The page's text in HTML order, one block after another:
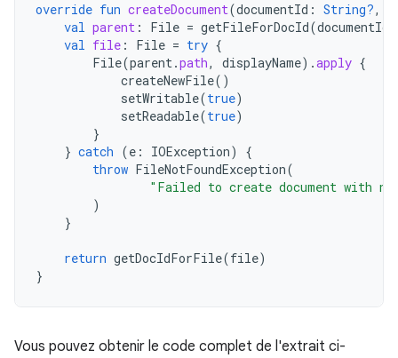
override fun createDocument(documentId : String?,
val parent : File = getFileForDocId(documentId
val file : File = try {
File(parent.path, displayName).apply {
createNewFile()
setWritable(true)
setReadable(true)
}
} catch (e : IOException)
{
throw FileNotFoundException(
"Failed to create document with
)
}
return getDocIdForFile(file)
}
Vous pouvez obtenir le code complet de l'extrait ci-